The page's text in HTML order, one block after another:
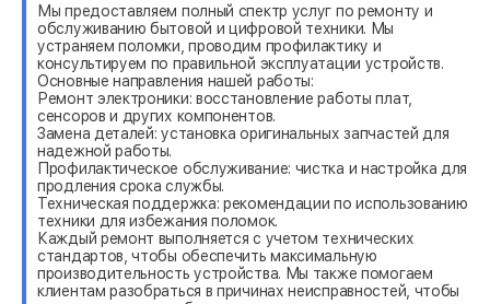
Мы предоставляем полный спектр услуг по ремонту и
обслуживанию бытовой и цифровой техники. Мы
устраняем поломки, проводим профилактику и
консультируем по правильной эксплуатации устройств.
Основные направления нашей работы:
Ремонт электроники: восстановление работы плат,
сенсоров и других компонентов.
Замена деталей: установка оригинальных запчастей для
надежной работы.
Профилактическое обслуживание: чистка и настройка для
продления срока службы.
Техническая поддержка: рекомендации по использованию
техники для избежания поломок.
Каждый ремонт выполняется с учетом технических
стандартов, чтобы обеспечить максимальную
производительность устройства. Мы также помогаем
клиентам разобраться в причинах неисправностей, чтобы